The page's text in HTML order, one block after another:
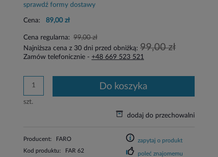
sprawdź formy dostawy
Cena: 89,00 zł
Cena regularna: 99,00 zł
Najniższa cena z 30 dni przed obniżką: 99,00 zł
Zamów telefonicznie - +48 669 523 521
szt.
do koszyka
dodaj do przechowalni
Producent:
FARO
Kod produktu:
FAR 62
zapytaj o produkt
poleć znajomemu